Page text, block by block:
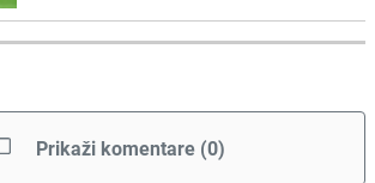
Prikaži komentare (0)